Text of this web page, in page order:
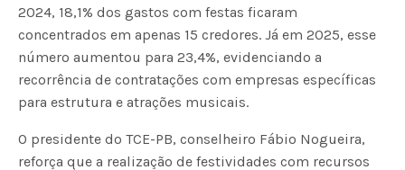
2024, 18,1% dos gastos com festas ficaram
concentrados em apenas 15 credores. Já em 2025, esse
número aumentou para 23,4%, evidenciando a
recorrência de contratações com empresas específicas
para estrutura e atrações musicais.
O presidente do TCE-PB, conselheiro Fábio Nogueira,
reforça que a realização de festividades com recursos